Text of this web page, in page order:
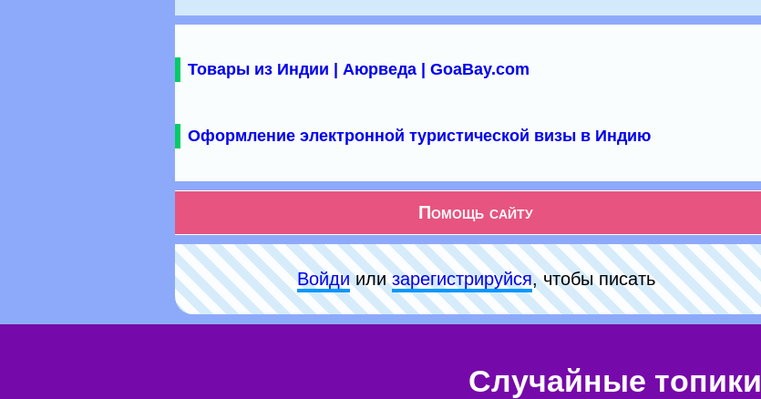
Товары из Индии | Аюрведа | GoaBay.com
Оформление электронной туристической визы в Индию
Помощь сайту
Войдиилизарeгиcтpируйся, чтобы писать
Случайные топики